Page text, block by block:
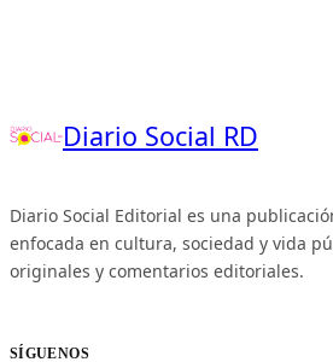
Diario Social RD
Diario Social Editorial es una
enfocada en cultura, sociedad y vida
originales y comentarios editoriales.
SÍGUENOS